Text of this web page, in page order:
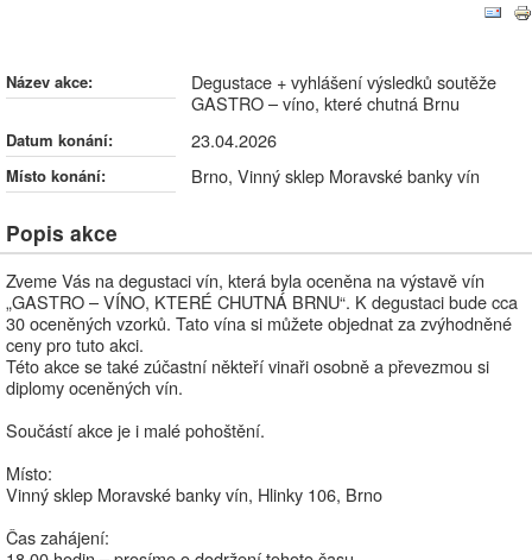
Název akce:
Degustace + vyhlášení výsledků soutěže
GASTRO – víno, které chutná Brnu
Datum konání: 23.04.2026
Místo konání: Brno, Vinný sklep Moravské banky vín
Popis akce
Zveme Vás na degustaci vín, která byla oceněna na výstavě vín
„GASTRO – VÍNO, KTERÉ CHUTNÁ BRNU“. K degustaci bude cca
30 oceněných vzorků. Tato vína si můžete objednat za zvýhodněné
ceny pro tuto akci.
Této akce se také zúčastní někteří vinaři osobně a převezmou si
diplomy oceněných vín.
Součástí akce je i malé pohoštění.
Místo:
Vinný sklep Moravské banky vín, Hlinky 106, Brno
Čas zahájení: